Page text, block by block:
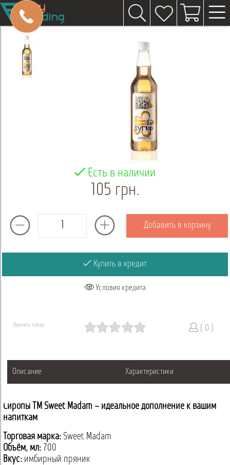
Есть в наличии
105 грн.
Добавить в корзину
Купить в кредит
Условия кредита
Оценить товар ( 0 )
Описание Характеристики
Сиропы ТМ Sweet Madam – идеальное дополнение к вашим
напиткам
Торговая марка: Sweet Madam
Объём, мл: 700
Вкус: имбирный пряник